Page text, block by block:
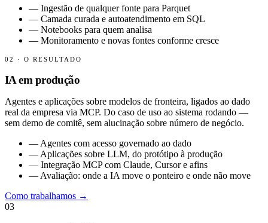
— Ingestão de qualquer fonte para Parquet
— Camada curada e autoatendimento em SQL
— Notebooks para quem analisa
— Monitoramento e novas fontes conforme cresce
02 · O RESULTADO
IA em produção
Agentes e aplicações sobre modelos de fronteira, ligados ao dado
real da empresa via MCP. Do caso de uso ao sistema rodando —
sem demo de comitê, sem alucinação sobre número de negócio.
— Agentes com acesso governado ao dado
— Aplicações sobre LLM, do protótipo à produção
— Integração MCP com Claude, Cursor e afins
— Avaliação: onde a IA move o ponteiro e onde não move
Como trabalhamos →
03